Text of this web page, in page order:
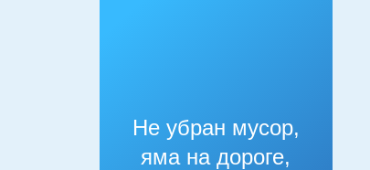
Не убран мусор,
яма на дороге,